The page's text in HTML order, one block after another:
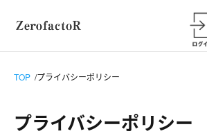
TOP プライバシーポリシー
プライバシーポリシー